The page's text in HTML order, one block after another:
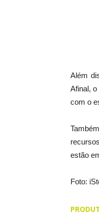
Além
Afinal, o
com o
estão
Foto: